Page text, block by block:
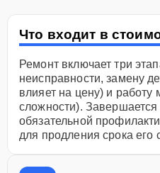
Что входит в
Ремонт включает три
неисправности, замену
влияет на цену) и работу
сложности). Завершается
обязательной
для продления срока его